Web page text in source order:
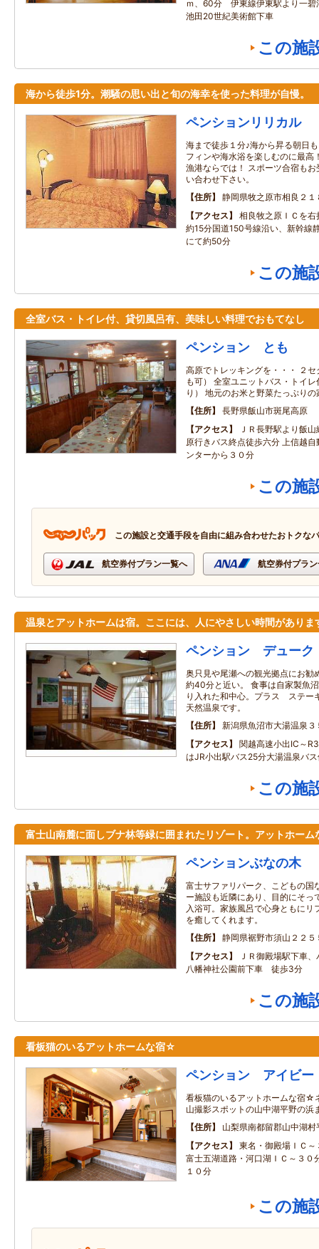
ｍ、60分 伊東線伊東駅より一
池田20世紀美術館下車
この施
海から徒歩1分。潮騒の思い出と旬の海幸を使った料理が自慢。
ペンションリリカル
海まで徒歩１分♪海から昇る朝日
フィンや海水浴を楽しむのに最高
漁港ならでは！ スポーツ合宿も
い合わせ下さい。
住所
静岡県牧之原市相良２１
アクセス
相良牧之原ＩＣを
約15分国道150号線沿い、新幹線
にて約50分
この施
全室バス・トイレ付、貸切風呂有、美味しい料理でおもてなし
ペンション とも
高原でトレッキングを・・・ ２
も可） 全室ユニットバス・トイ
り） 地元のお米と野菜たっぷりの
住所
長野県飯山市斑尾高原
アクセス
ＪＲ長野駅より飯
原行きバス終点徒歩六分 上信越
ンターから３０分
この施
この施設と交通手段を自由に組み合わせたおトクな
航空券付プラン一覧へ 航空券付プラ
温泉とアットホームは宿。ここには、人にやさしい時間がありま
ペンション デューク
奥只見や尾瀬への観光拠点にお勧
約40分と近い。 食事は自家製魚
り入れた和中心。プラス ステー
天然温泉です。
住所
新潟県魚沼市大湯温泉３
アクセス
関越高速小出IC～
はJR小出駅バス25分大湯温泉バ
この施
富士山南麓に面しブナ林等緑に囲まれたリゾート。アットホーム
ペンションぶなの木
富士サファリパーク、こどもの国
ー施設も近隣にあり、目的にそっ
入浴可。家族風呂で心身ともにリ
を癒してくれます。
住所
静岡県裾野市須山２２５
アクセス
ＪＲ御殿場駅下車
八幡神社公園前下車 徒歩3分
この施
看板猫のいるアットホームな宿☆
ペンション アイビー
看板猫のいるアットホームな宿☆
山撮影スポットの山中湖平野の浜
住所
山梨県南都留郡山中湖
アクセス
東名・御殿場ＩＣ
富士五湖道路・河口湖ＩＣ～３０
１０分
この施